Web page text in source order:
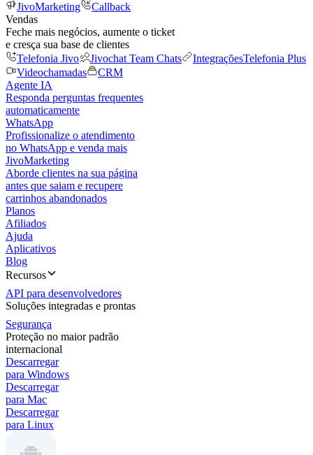
JivoMarketing
Callback
Vendas
Feche mais negócios, aumente o ticket
e cresça sua base de clientes
Telefonia Jivo
Jivochat Team Chats IntegraçõesTelefonia Plus
Videochamadas
CRM
Agente IA
Responda perguntas frequentes
automaticamente
WhatsApp
Profissionalize o atendimento
no WhatsApp e venda mais
JivoMarketing
Aborde clientes na sua página
antes que saiam e recupere
carrinhos abandonados
Planos
Afiliados
Ajuda
Aplicativos
Blog
Recursos
API para desenvolvedores
Soluções integradas e prontas
Segurança
Proteção no maior padrão
internacional
Descarregar
para Windows
Descarregar
para Mac
Descarregar
para Linux